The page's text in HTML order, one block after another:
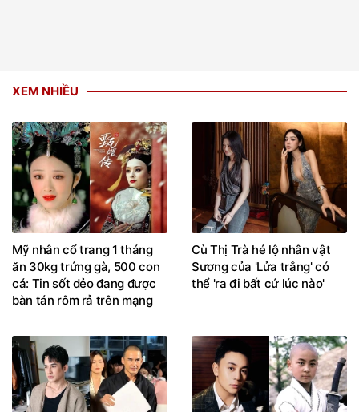
XEM NHIỀU
Mỹ nhân cổ trang 1 tháng
ăn 30kg trứng gà, 500 con
cá: Tin sốt dẻo đang được
bàn tán rôm rả trên mạng
Cù Thị Trà hé lộ nhân vật
Sương của 'Lửa trắng' có
thể 'ra đi bất cứ lúc nào'